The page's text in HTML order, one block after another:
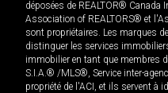
déposées de REALTOR® Canada
Association of REALTORS® et
sont propriétaires. Les marques
distinguer les services
immobilier en tant que membres
S.I.A.® /MLS®, Service inter-
propriété de l'ACI, et ils servent à